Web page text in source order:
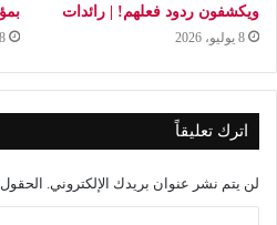
ويكشفون ردود فعلهم! | رائدات
8 يوليو، 2026 8 يوليو، 2026
اترك تعليقاً
لن يتم نشر عنوان بريدك الإلكتروني. الحقول